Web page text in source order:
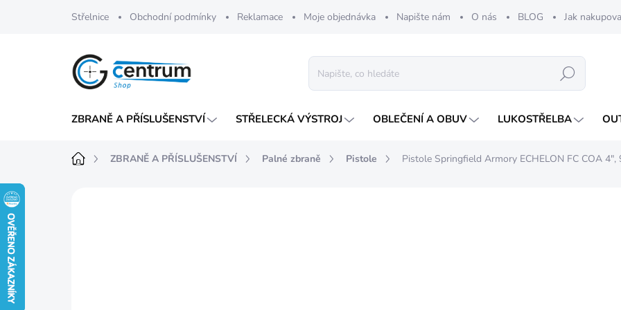
Střelnice Obchodní podmínky Reklamace Moje objednávka Napište nám O nás BLOG Jak
Hledat
ZBRANĚ A PŘÍSLUŠENSTVÍ STŘELECKÁ VÝSTROJ OBLEČENÍ A OBUV LUKOSTŘELBA
DomůZBRANĚ A PŘÍSLUŠENSTVÍ Palné zbraně Pistole Pistole Springfield Armory ECHELON FC COA 4",